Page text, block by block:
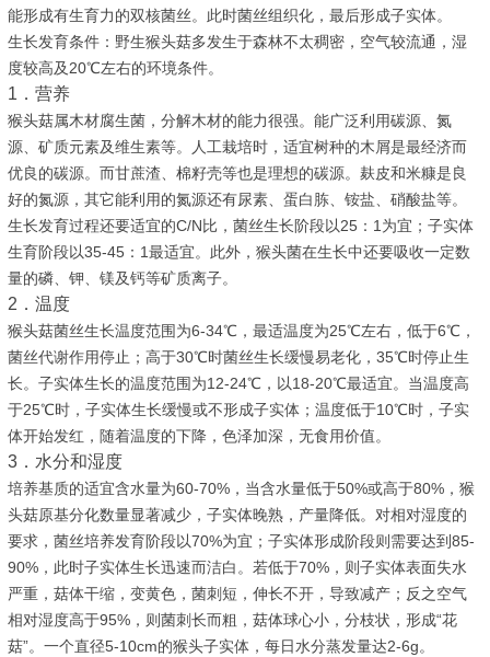
能形成有生育力的双核菌丝。此时菌丝组织化，最后形成子实体。
生长发育条件：野生猴头菇多发生于森林不太稠密，空气较流通，湿
度较高及20℃左右的环境条件。
1．营养
猴头菇属木材腐生菌，分解木材的能力很强。能广泛利用碳源、氮
源、矿质元素及维生素等。人工栽培时，适宜树种的木屑是最经济而
优良的碳源。而甘蔗渣、棉籽壳等也是理想的碳源。麸皮和米糠是良
好的氮源，其它能利用的氮源还有尿素、蛋白胨、铵盐、硝酸盐等。
生长发育过程还要适宜的C/N比，菌丝生长阶段以25：1为宜；子实体
生育阶段以35-45：1最适宜。此外，猴头菌在生长中还要吸收一定数
量的磷、钾、镁及钙等矿质离子。
2．温度
猴头菇菌丝生长温度范围为6-34℃，最适温度为25℃左右，低于6℃，
菌丝代谢作用停止；高于30℃时菌丝生长缓慢易老化，35℃时停止生
长。子实体生长的温度范围为12-24℃，以18-20℃最适宜。当温度高
于25℃时，子实体生长缓慢或不形成子实体；温度低于10℃时，子实
体开始发红，随着温度的下降，色泽加深，无食用价值。
3．水分和湿度
培养基质的适宜含水量为60-70%，当含水量低于50%或高于80%，猴
头菇原基分化数量显著减少，子实体晚熟，产量降低。对相对湿度的
要求，菌丝培养发育阶段以70%为宜；子实体形成阶段则需要达到85-
90%，此时子实体生长迅速而洁白。若低于70%，则子实体表面失水
严重，菇体干缩，变黄色，菌刺短，伸长不开，导致减产；反之空气
相对湿度高于95%，则菌刺长而粗，菇体球心小，分枝状，形成“花
菇”。一个直径5-10cm的猴头子实体，每日水分蒸发量达2-6g。